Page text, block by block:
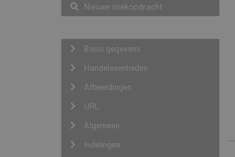
Nieuwe zoekopdracht
Basis gegevens
Handelseenheden
Afbeeldingen
URL
Algemeen
Indelingen